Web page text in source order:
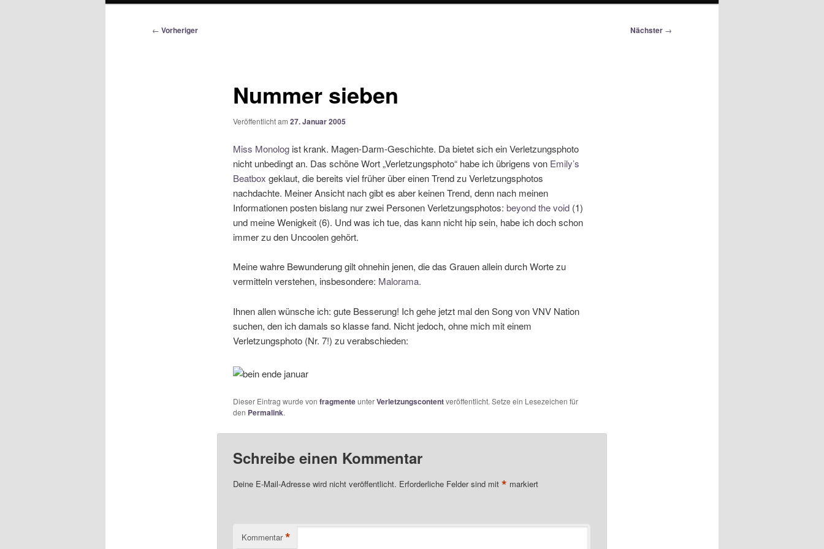
Beitragsnavigation
← Vorheriger Nächster →
Nummer sieben
Veröffentlicht am 27. Januar 2005
Miss Monologist krank. Magen-Darm-Geschichte. Da bietet sich ein Verletzungsphoto
nicht unbedingt an. Das schöne Wort „Verletzungsphoto“ habe ich übrigens von Emily’s
Beatbox geklaut, die bereits viel früher über einen Trend zu Verletzungsphotos
nachdachte. Meiner Ansicht nach gibt es aber keinen Trend, denn nach meinen
Informationen posten bislang nur zwei Personen Verletzungsphotos: beyond the void(1)
und meine Wenigkeit (6). Und was ich tue, das kann nicht hip sein, habe ich doch schon
immer zu den Uncoolen gehört.
Meine wahre Bewunderung gilt ohnehin jenen, die das Grauen allein durch Worte zu
vermitteln verstehen, insbesondere: Malorama.
Ihnen allen wünsche ich: gute Besserung! Ich gehe jetzt mal den Song von VNV Nation
suchen, den ich damals so klasse fand. Nicht jedoch, ohne mich mit einem
Verletzungsphoto (Nr. 7!) zu verabschieden:
Dieser Eintrag wurde von fragmenteunterVerletzungscontentveröffentlicht. Setze ein Lesezeichen für
den Permalink.
Schreibe einen Kommentar
Deine E-Mail-Adresse wird nicht veröffentlicht. Erforderliche Felder sind mit * markiert
Kommentar *